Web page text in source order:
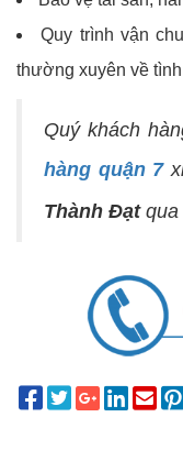
Quy trình vận
thường xuyên về
Quý khách
hàng quận 7
Thành Đạtqua